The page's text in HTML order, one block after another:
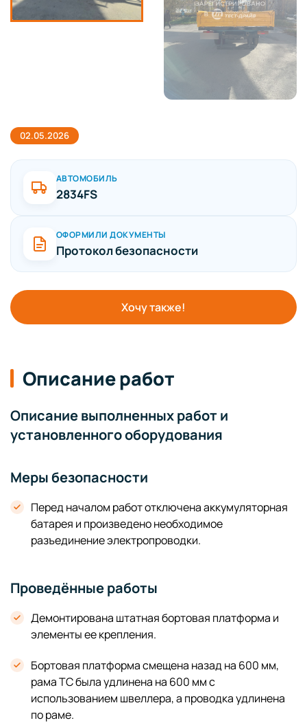
02.05.2026
АВТОМОБИЛЬ
2834FS
ОФОРМИЛИ ДОКУМЕНТЫ
Протокол безопасности
Хочу также!
Описание работ
Описание выполненных работ и
установленного оборудования
Меры безопасности
Перед началом работ отключена аккумуляторная
батарея и произведено необходимое
разъединение электропроводки.
Проведённые работы
Демонтирована штатная бортовая платформа и
элементы ее крепления.
Бортовая платформа смещена назад на 600 мм,
рама ТС была удлинена на 600 мм с
использованием швеллера, а проводка удлинена
по раме.